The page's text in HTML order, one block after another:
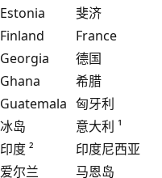
Estonia
斐济
Finland
France
Georgia
德国
Ghana
希腊
Guatemala 匈牙利
冰岛
意大利 ¹
印度 ²
印度尼西亚
爱尔兰
马恩岛